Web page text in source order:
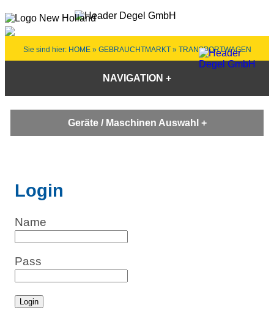
Sie sind hier: HOME» GEBRAUCHTMARKT » TRANSPORTWAGEN
NAVIGATION
Geräte / Maschinen Auswahl
Login
Name
Pass